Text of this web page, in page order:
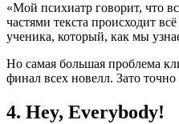
«Мой психиатр говорит, что
частями текста происходит
ученика, который, как мы
Но самая большая проблема
финал всех новелл. Зато
4. Hey, Everybody!